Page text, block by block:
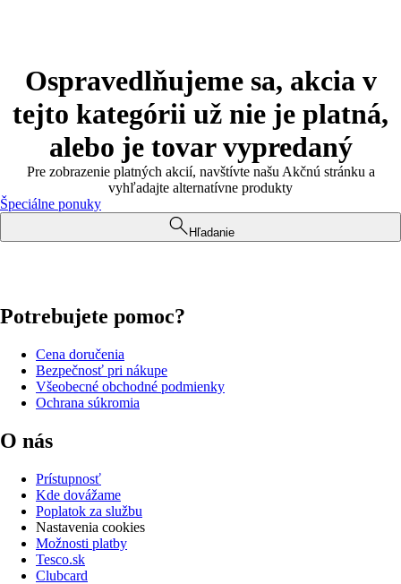
Ospravedlňujeme sa, akcia v
tejto kategórii už nie je platná,
alebo je tovar vypredaný
Pre zobrazenie platných akcií, navštívte našu Akčnú stránku a
vyhľadajte alternatívne produkty
Špeciálne ponuky
Hľadanie
Potrebujete pomoc?
Cena doručenia
Bezpečnosť pri nákupe
Všeobecné obchodné podmienky
Ochrana súkromia
O nás
Prístupnosť
Kde dovážame
Poplatok za službu
Nastavenia cookies
Možnosti platby
Tesco.sk
Clubcard